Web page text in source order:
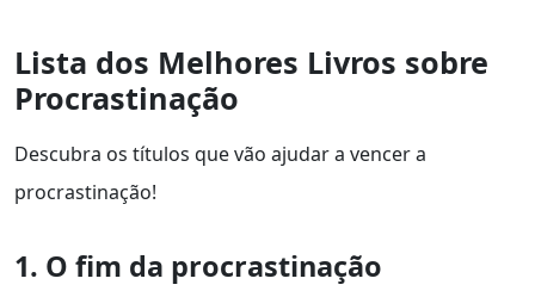
Lista dos Melhores Livros sobre
Procrastinação
Descubra os títulos que vão ajudar a vencer a
procrastinação!
1. O fim da procrastinação